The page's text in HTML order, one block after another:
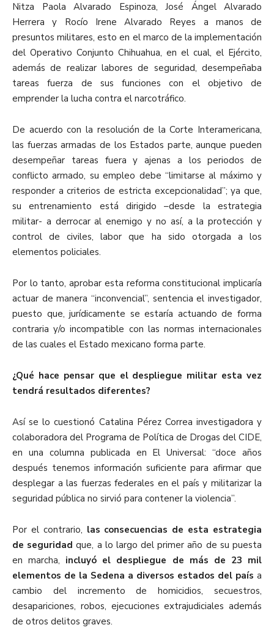
Nitza Paola Alvarado Espinoza, José Ángel Alvarado
Herrera y Rocío Irene Alvarado Reyes a manos de
presuntos militares, esto en el marco de la implementación
del Operativo Conjunto Chihuahua, en el cual, el Ejército,
además de realizar labores de seguridad, desempeñaba
tareas fuerza de sus funciones con el objetivo de
emprender la lucha contra el narcotráfico.
De acuerdo con la resolución de la Corte Interamericana,
las fuerzas armadas de los Estados parte, aunque pueden
desempeñar tareas fuera y ajenas a los periodos de
conflicto armado, su empleo debe “limitarse al máximo y
responder a criterios de estricta excepcionalidad”; ya que,
su entrenamiento está dirigido –desde la estrategia
militar- a derrocar al enemigo y no así, a la protección y
control de civiles, labor que ha sido otorgada a los
elementos policiales.
Por lo tanto, aprobar esta reforma constitucional implicaría
actuar de manera “inconvencial”, sentencia el investigador,
puesto que, jurídicamente se estaría actuando de forma
contraria y/o incompatible con las normas internacionales
de las cuales el Estado mexicano forma parte.
¿Qué hace pensar que el despliegue militar esta vez
tendrá resultados diferentes?
Así se lo cuestionó Catalina Pérez Correa investigadora y
colaboradora del Programa de Política de Drogas del CIDE,
en una columna publicada en El Universal: “doce años
después tenemos información suficiente para afirmar que
desplegar a las fuerzas federales en el país y militarizar la
seguridad pública no sirvió para contener la violencia”.
Por el contrario, las consecuencias de esta estrategia
de seguridad que, a lo largo del primer año de su puesta
en marcha, incluyó el despliegue de más de 23 mil
elementos de la Sedena a diversos estados del país a
cambio del incremento de homicidios, secuestros,
desapariciones, robos, ejecuciones extrajudiciales además
de otros delitos graves.